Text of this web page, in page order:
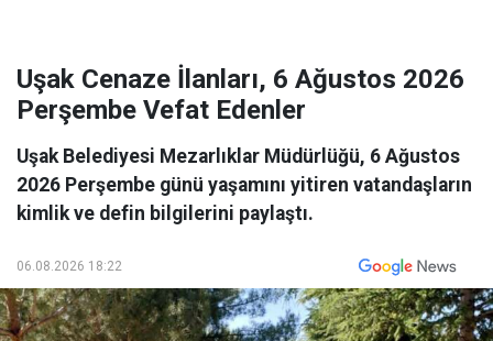
Uşak Cenaze İlanları, 6 Ağustos 2026
Perşembe Vefat Edenler
Uşak Belediyesi Mezarlıklar Müdürlüğü, 6 Ağustos
2026 Perşembe günü yaşamını yitiren vatandaşların
kimlik ve defin bilgilerini paylaştı.
06.08.2026 18:22